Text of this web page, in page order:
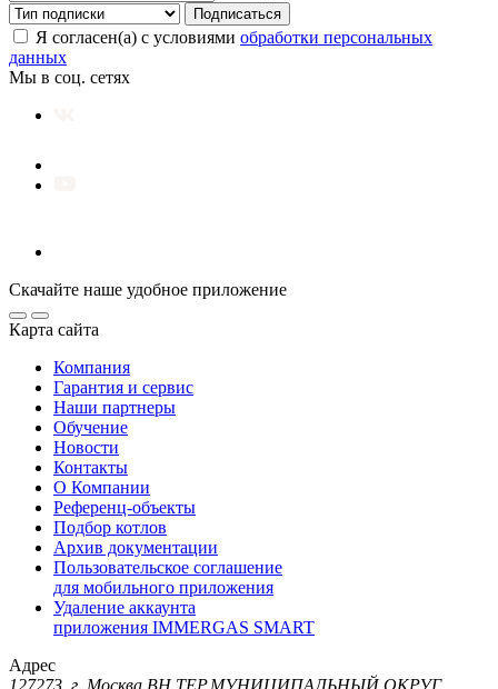
Подписаться
Я согласен(а) с условиями обработки персональных
данных
Мы в соц. сетях
Скачайте наше удобное приложение
Карта сайта
Компания
Гарантия и сервис
Наши партнеры
Обучение
Новости
Контакты
О Компании
Референц-объекты
Подбор котлов
Архив документации
Пользовательское соглашение
для мобильного приложения
Удаление аккаунта
приложения IMMERGAS SMART
Адрес
127273, г. Москва ВН.ТЕР.МУНИЦИПАЛЬНЫЙ ОКРУГ